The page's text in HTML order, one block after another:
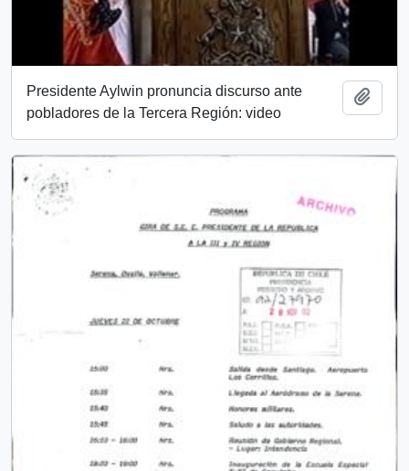
Presidente Aylwin pronuncia discurso ante
pobladores de la Tercera Región: video